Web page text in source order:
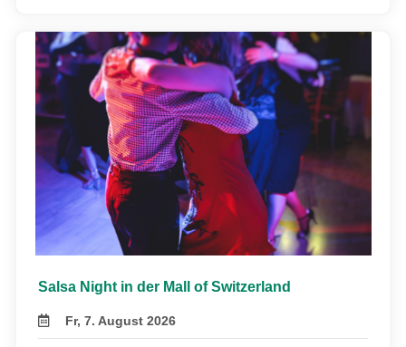
Salsa Night in der Mall of Switzerland
Fr, 7. August 2026